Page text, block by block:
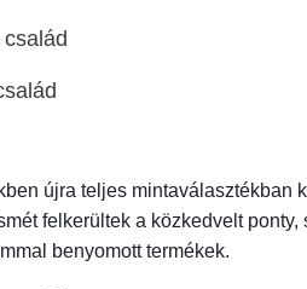
újra teljes mintaválasztékban
felkerültek a közkedvelt
benyomott termékek.